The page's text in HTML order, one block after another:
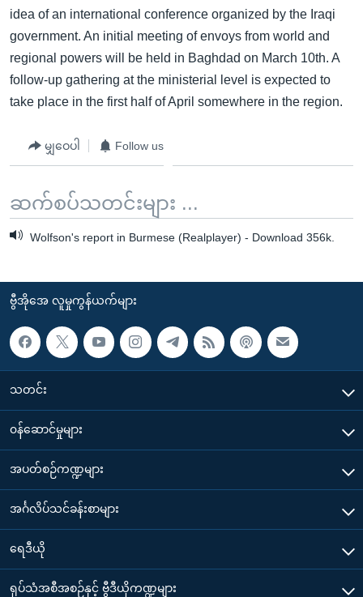
idea of an international conference organized by the Iraqi
government. An initial meeting of envoys from world and
regional powers will be held in Baghdad on March 10th. A
follow-up gathering at the ministerial level is expected to
take place in the first half of April somewhere in the region.
မျှဝေပါ Follow us
ဆက်စပ်သတင်းများ ...
Wolfson's report in Burmese (Realplayer) - Download 356k.
ဗွီအိုအေ လူမှုကွန်ယက်များ
သတင်း
၀န်ဆောင်မှုများ
အပတ်စဉ်ကဏ္ဍများ
အင်္ဂလိပ်သင်ခန်းစာများ
ရေဒီယို
ရုပ်သံအစီအစဉ်နှင့် ဗွီဒီယိုကဏ္ဍများ